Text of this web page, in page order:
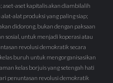
aset-aset kapitalis akan diambilalih
alat produksi yang paling siap;
didorong, bukan dengan paksaan
sosial, untuk menjadi koperasi atau
revolusi demokratik secara
buruh untuk mengorganisasikan
kelas borjuis yang setengah hati
penuntasan revolusi demokratik